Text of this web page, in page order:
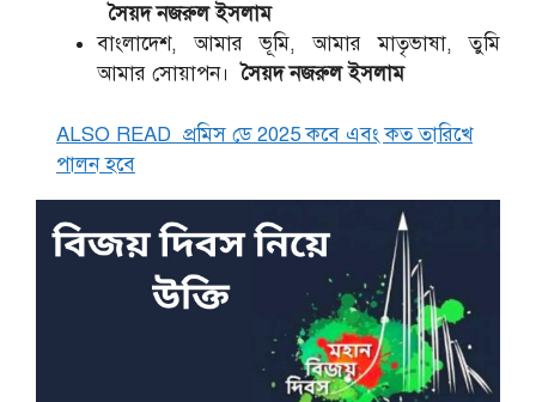
সৈয়দ নজরুল ইসলাম
বাংলাদেশ, আমার ভূমি, আমার মাতৃভাষা, তুমি
আমার সোয়াপন।সৈয়দ নজরুল ইসলাম
ALSO READ প্রমিস ডে 2025 কবে এবং কত তারিখে
পালন হবে